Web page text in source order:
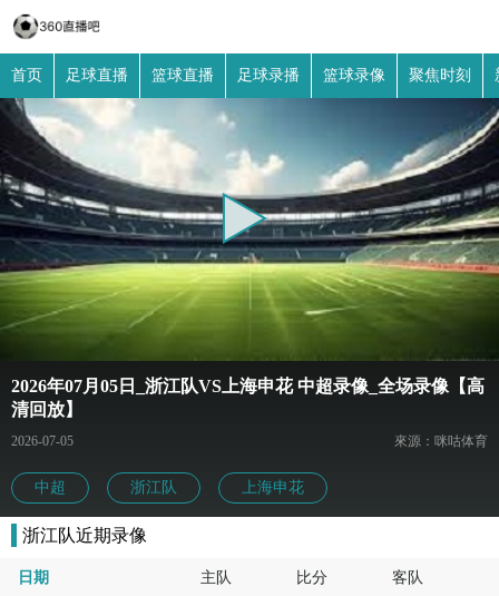
首页 足球直播 篮球直播 足球录播 篮球录像 聚焦时刻
2026年07月05日_浙江队VS上海申花 中超录像_全场录像【高
清回放】
2026-07-05 來源：咪咕体育
中超 浙江队 上海申花
浙江队近期录像
日期 主队 比分 客队